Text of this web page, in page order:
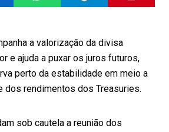
a valorização da divisa
e ajuda a puxar os juros futuros,
perto da estabilidade em meio a
dos rendimentos dos Treasuries.
sob cautela a reunião dos